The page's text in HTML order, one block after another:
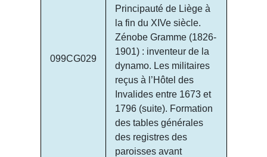
099CG029
Principauté de Liège à
la fin du XIVe siècle.
Zénobe Gramme (1826-
1901) : inventeur de la
dynamo. Les militaires
reçus à l’Hôtel des
Invalides entre 1673 et
1796 (suite). Formation
des tables générales
des registres des
paroisses avant